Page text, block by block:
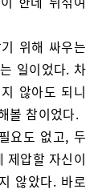
위해 싸우는
일이었다. 차
않아도 되니
볼 참이었다.
요도 없고, 두
제압할 자신이
않았다. 바로